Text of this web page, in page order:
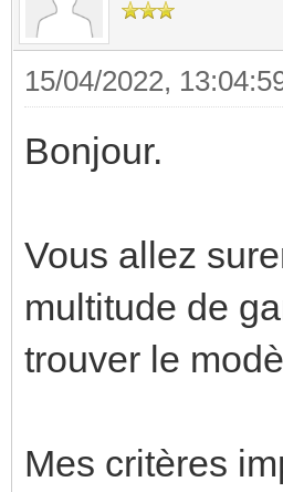
15/04/2022,
Bonjour.
Vous allez
multitude de
trouver le
Mes critères